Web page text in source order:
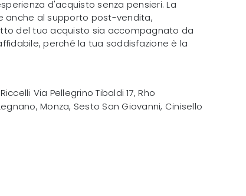
d'acquisto senza pensieri. La
anche al supporto post-vendita,
del tuo acquisto sia accompagnato da
perché la tua soddisfazione è la
Via Pellegrino Tibaldi 17,Rho
Monza, Sesto San Giovanni, Cinisello